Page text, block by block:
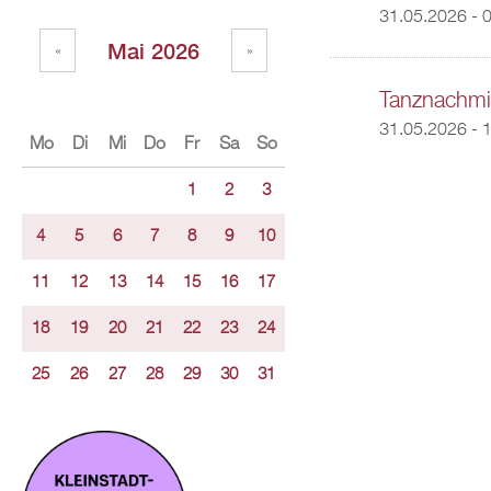
31.05.2026 -
31.05.2026 -
Mai 2026
« »
Mo Di Mi Do Fr Sa So
1 2 3
4 5 6 7 8 9 10
11 12 13 14 15 16 17
18 19 20 21 22 23 24
25 26 27 28 29 30 31